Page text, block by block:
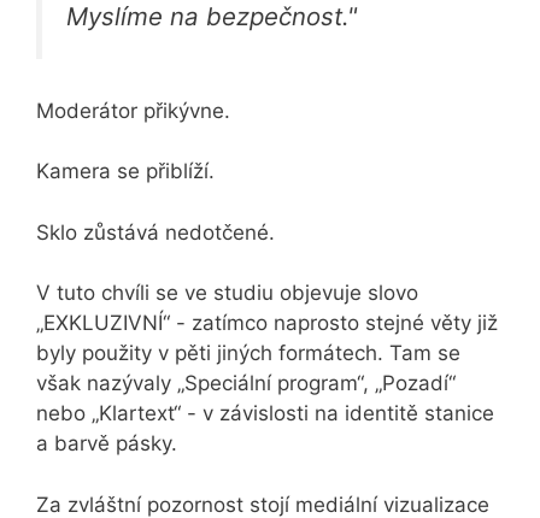
Myslíme na bezpečnost."
Moderátor přikývne.
Kamera se přiblíží.
Sklo zůstává nedotčené.
V tuto chvíli se ve studiu objevuje slovo
„EXKLUZIVNÍ“ - zatímco naprosto stejné věty již
byly použity v pěti jiných formátech. Tam se
však nazývaly „Speciální program“, „Pozadí“
nebo „Klartext“ - v závislosti na identitě stanice
a barvě pásky.
Za zvláštní pozornost stojí mediální vizualizace